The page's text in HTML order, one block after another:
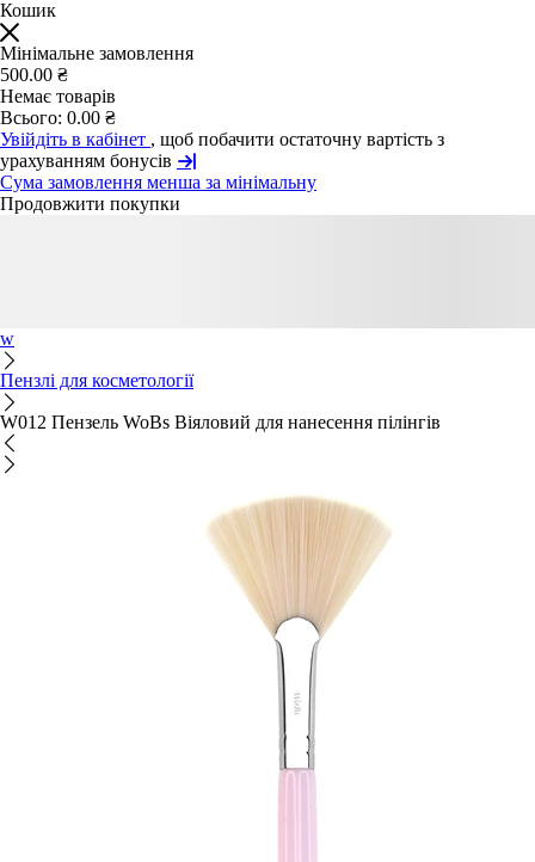
Кошик
Мінімальне замовлення
500.00 ₴
Немає товарів
Всього: 0.00 ₴
Увійдіть в кабінет , щоб побачити остаточну вартість з
урахуванням бонусів
Сума замовлення менша за мінімальну
Продовжити покупки
w
Пензлі для косметології
W012 Пензель WoBs Віяловий для нанесення пілінгів